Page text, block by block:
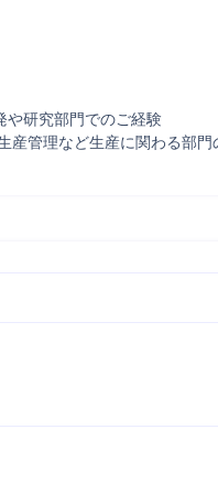
や研究部門でのご経験
産管理など生産に関わる部門